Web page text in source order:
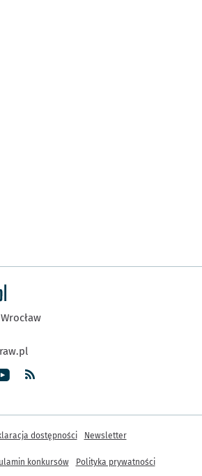
Wrocław
dostępności Newsletter
konkursów Polityka prywatności